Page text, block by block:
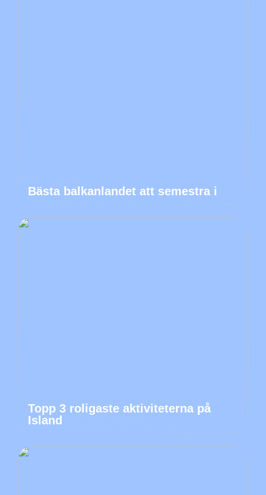
Bästa balkanlandet att semestra i
Topp 3 roligaste aktiviteterna på
Island